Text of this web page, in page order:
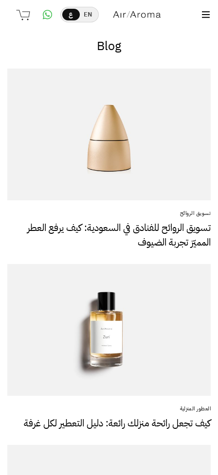
ع EN
Blog
تسويق الروائح
تسويق الروائح للفنادق في السعودية: كيف يرفع العطر
المميّز تجربة الضيوف
العطور المنزلية
كيف تجعل رائحة منزلك رائعة: دليل التعطير لكل غرفة